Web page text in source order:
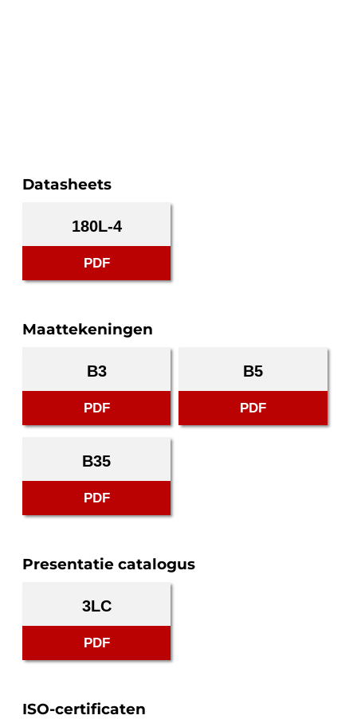
Datasheets
180L-4
PDF
Maattekeningen
B3
PDF
B5
PDF
B35
PDF
Presentatie catalogus
3LC
PDF
ISO-certificaten